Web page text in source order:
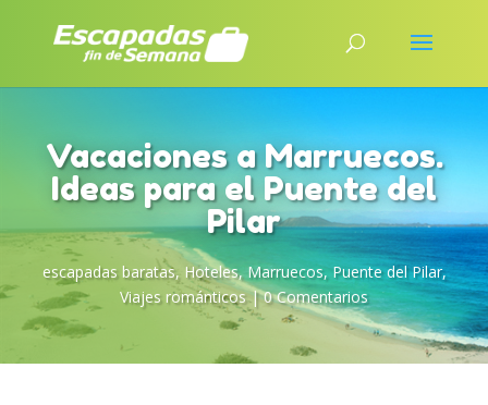
Vacaciones a Marruecos.
Ideas para el Puente del
Pilar
escapadas baratas, Hoteles,Marruecos, Puente del Pilar,
Viajes románticos|0 Comentarios